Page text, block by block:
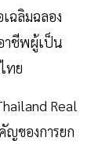
ฉลิมฉลอง
าชีพผู้เป็น
ทย
Real
ญของการยก